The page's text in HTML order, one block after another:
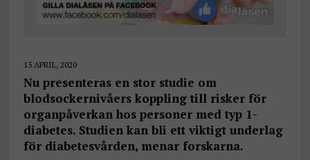
15 APRIL, 2020
Nu presenteras en stor studie om
blodsockernivåers koppling till risker för
organpåverkan hos personer med typ 1-
diabetes. Studien kan bli ett viktigt underlag
för diabetesvården, menar forskarna.